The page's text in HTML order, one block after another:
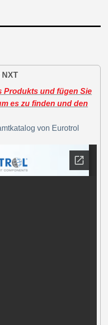
NXT
Produkts und fügen Sie
es zu finden und den
von Eurotrol